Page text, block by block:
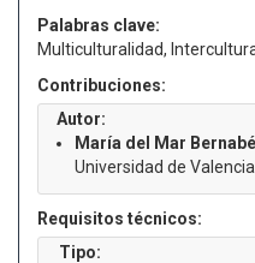
Palabras clave:
Multiculturalidad,
Contribuciones:
Autor:
María del Mar
Universidad de Valencia
Requisitos técnicos:
Tipo: